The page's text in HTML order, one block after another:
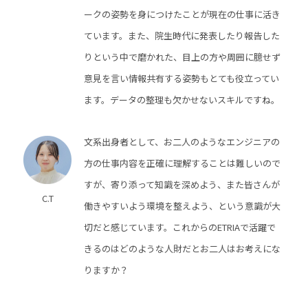
ークの姿勢を身につけたことが現在の仕事に活き
ています。また、院生時代に発表したり報告した
りという中で磨かれた、目上の方や周囲に臆せず
意見を言い情報共有する姿勢もとても役立ってい
ます。データの整理も欠かせないスキルですね。
C.T
文系出身者として、お二人のようなエンジニアの
方の仕事内容を正確に理解することは難しいので
すが、寄り添って知識を深めよう、また皆さんが
働きやすいよう環境を整えよう、という意識が大
切だと感じています。これからのETRIAで活躍で
きるのはどのような人財だとお二人はお考えにな
りますか？